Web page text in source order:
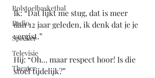
Rolstoelbasketbal
Radio
Spreker
Televisie
Theater
Ik: “Dat lijkt me stug, dat is meer
dan 12 jaar geleden, ik denk dat je je
vergist.”
Hij: “Oh… maar respect hoor! Is die
stoel tijdelijk?”